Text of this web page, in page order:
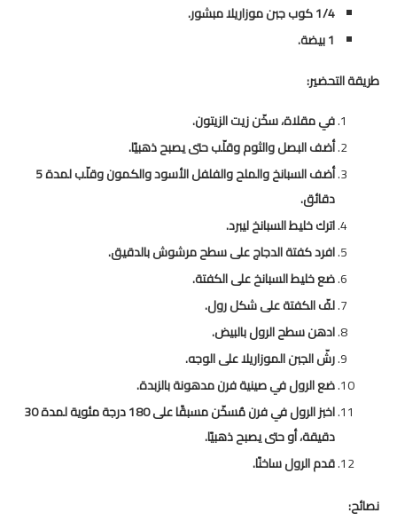
1/4 كوب جبن موزاريلا مبشور.
1 بيضة.
طريقة التحضير:
في مقلاة، سخّن زيت الزيتون.
أضف البصل والثوم وقلّب حتى يصبح ذهبيًا.
أضف السبانخ والملح والفلفل الأسود والكمون وقلّب لمدة 5
دقائق.
اترك خليط السبانخ ليبرد.
افرد كفتة الدجاج على سطح مرشوش بالدقيق.
ضع خليط السبانخ على الكفتة.
لفّ الكفتة على شكل رول.
ادهن سطح الرول بالبيض.
رشّ الجبن الموزاريلا على الوجه.
ضع الرول في صينية فرن مدهونة بالزبدة.
اخبز الرول في فرن مُسخّن مسبقًا على 180 درجة مئوية لمدة 30
دقيقة، أو حتى يصبح ذهبيًا.
قدم الرول ساخنًا.
نصائح: